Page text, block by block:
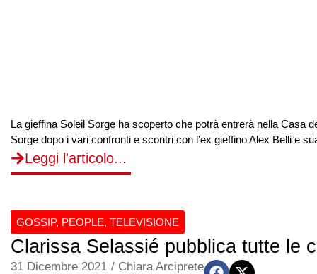
La gieffina Soleil Sorge ha scoperto che potrà entrerà nella Casa
Sorge dopo i vari confronti e scontri con l’ex gieffino Alex Belli e
Leggi l'articolo...
GOSSIP, PEOPLE, TELEVISIONE
Clarissa Selassié pubblica tutte le
31 Dicembre 2021 / Chiara Arciprete